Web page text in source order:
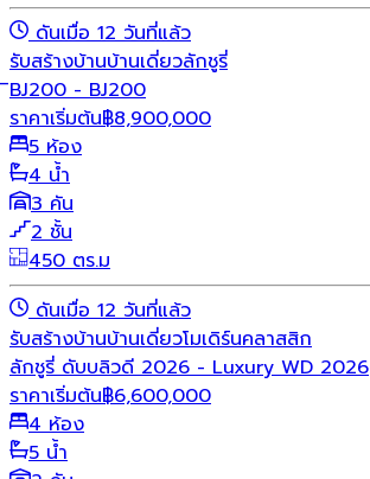
ดันเมื่อ 12 วันที่แล้ว
รับสร้างบ้านบ้านเดี่ยวลักชูรี่
ิBJ200 - BJ200
ราคาเริ่มต้น฿8,900,000
5 ห้อง
4 น้ำ
3 คัน
2 ชั้น
450 ตร.ม
ดันเมื่อ 12 วันที่แล้ว
รับสร้างบ้านบ้านเดี่ยวโมเดิร์นคลาสสิก
ลักชูรี่ ดับบลิวดี 2026 - Luxury WD 2026
ราคาเริ่มต้น฿6,600,000
4 ห้อง
5 น้ำ